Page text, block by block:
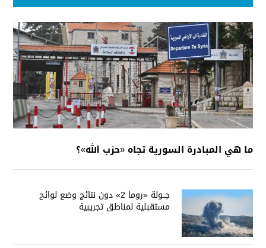
ما هي المبادرة السورية تجاه «حزب الله»؟
جــولة «روما 2» دون نتائج وضع لوائح
مستقبلية لمناطق تجريبية